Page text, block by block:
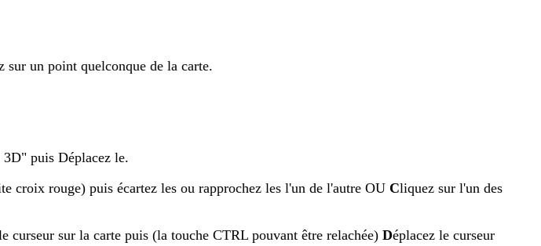
sur un point quelconque de la carte.
puis Déplacez le.
croix rouge) puis écartez les ou rapprochez les l'un de l'autre OUCliquez sur l'un des
curseur sur la carte puis (la touche CTRL pouvant être relachée)Déplacez le curseur